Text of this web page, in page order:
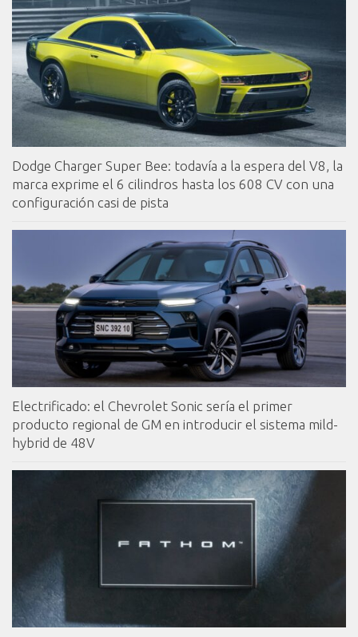
Dodge Charger Super Bee: todavía a la espera del V8, la
marca exprime el 6 cilindros hasta los 608 CV con una
configuración casi de pista
Electrificado: el Chevrolet Sonic sería el primer
producto regional de GM en introducir el sistema mild-
hybrid de 48V